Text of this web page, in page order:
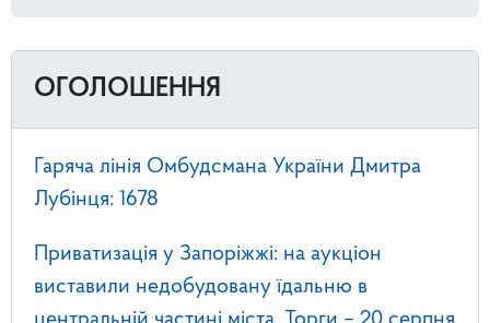
ОГОЛОШЕННЯ
Гаряча лінія Омбудсмана України Дмитра
Лубінця: 1678
Приватизація у Запоріжжі: на аукціон
виставили недобудовану їдальню в